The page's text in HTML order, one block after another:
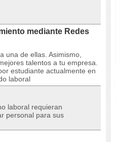
mediante Redes
una de ellas. Asimismo,
talentos a tu empresa.
estudiante actualmente en
laboral
laboral requieran
personal para sus